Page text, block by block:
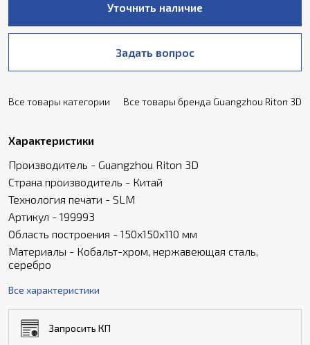
Уточнить наличие
Задать вопрос
Все товары категории Все товары бренда Guangzhou Riton 3D
Характеристики
Производитель - Guangzhou Riton 3D
Страна производитель - Китай
Технология печати - SLM
Артикул - 199993
Область построения - 150х150х110 мм
Материалы - Кобальт-хром, нержавеющая сталь,
серебро
Все характеристики
Запросить КП